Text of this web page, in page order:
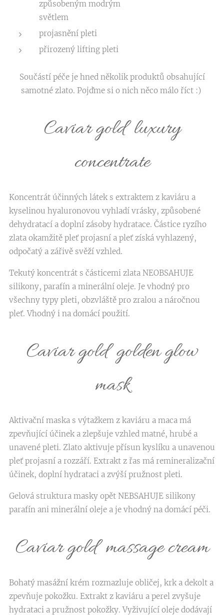
způsobeným modrým
světlem
projasnění pleti
přirozený lifting pleti
Součástí péče je hned několik produktů obsahující
samotné zlato. Pojďme si o nich něco málo říct :)
Caviar gold luxury
concentrate
Koncentrát účinných látek s extraktem z kaviáru a
kyselinou hyaluronovou vyhladí vrásky, způsobené
dehydratací a doplní zásoby hydratace. Částice ryzího
zlata okamžitě pleť projasní a pleť získá vyhlazený,
odpočatý a zářivě svěží vzhled.
Tekutý koncentrát s částicemi zlata NEOBSAHUJE
silikony, parafín a minerální oleje. Je vhodný pro
všechny typy pleti, obzvláště pro zralou a náročnou
pleť. Vhodný i na domácí použití.
Caviar gold golden glow
mask
Aktivační maska s výtažkem z kaviáru a maca má
zpevňující účinek a zlepšuje vzhled matné, hrubé a
unavené pleti. Zlato aktivuje přísun kyslíku a unavenou
pleť projasní a rozzáří. Extrakt z řas má remineralizační
účinek, doplní hydrataci a zvýší pružnost pleti.
Gelová struktura masky opět NEBSAHUJE silikony
parafín ani minerální oleje a je vhodný na domácí péči.
Caviar gold massage cream
Bohatý masážní krém rozmazluje obličej, krk a dekolt a
zpevňuje pokožku. Extrakt z kaviáru a perel zvyšuje
hydrataci a pružnost pokožky. Vyživující oleje dodávají